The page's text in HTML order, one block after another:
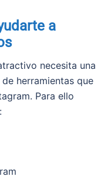
a
necesita una
herramientas que
Para ello